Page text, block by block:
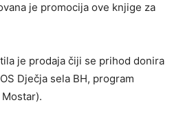
je promocija ove knjige za
je prodaja čiji se prihod donira
Dječja sela BH, program